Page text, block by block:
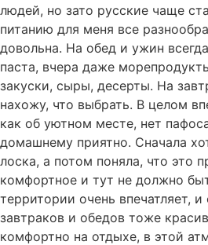
людей, но зато русские чаще
питанию для меня все
довольна. На обед и ужин
паста, вчера даже
закуски, сыры, десерты. На
нахожу, что выбрать. В целом
как об уютном месте, нет
домашнему приятно. Сначала
лоска, а потом поняла, что это
комфортное и тут не должно
территории очень впечатляет,
завтраков и обедов тоже
комфортно на отдыхе, в этой